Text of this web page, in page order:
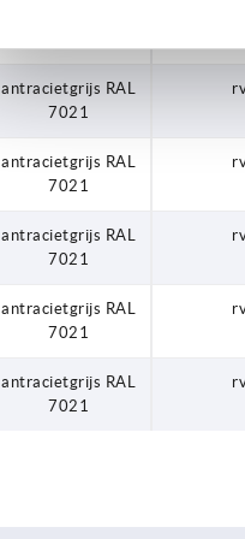
antracietgrijs RAL
7021
antracietgrijs RAL
7021
antracietgrijs RAL
7021
antracietgrijs RAL
7021
antracietgrijs RAL
7021